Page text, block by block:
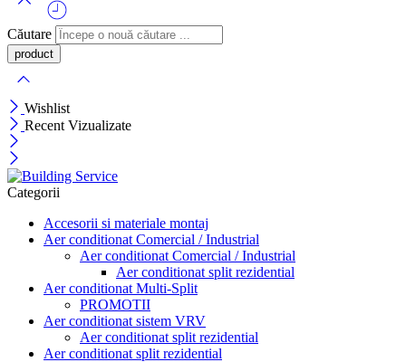
Căutare
Wishlist
Recent Vizualizate
Categorii
Accesorii si materiale montaj
Aer conditionat Comercial / Industrial
Aer conditionat Comercial / Industrial
Aer conditionat split rezidential
Aer conditionat Multi-Split
PROMOTII
Aer conditionat sistem VRV
Aer conditionat split rezidential
Aer conditionat split rezidential